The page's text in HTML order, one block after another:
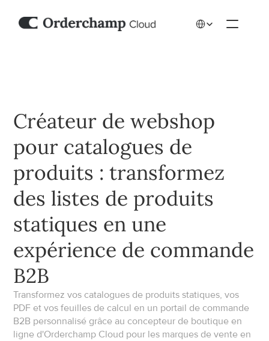
Créateur de webshop
pour catalogues de
produits : transformez
des listes de produits
statiques en une
expérience de commande
B2B
Transformez vos catalogues de produits statiques, vos
PDF et vos feuilles de calcul en un portail de commande
B2B personnalisé grâce au concepteur de boutique en
ligne d'Orderchamp Cloud pour les marques de vente en